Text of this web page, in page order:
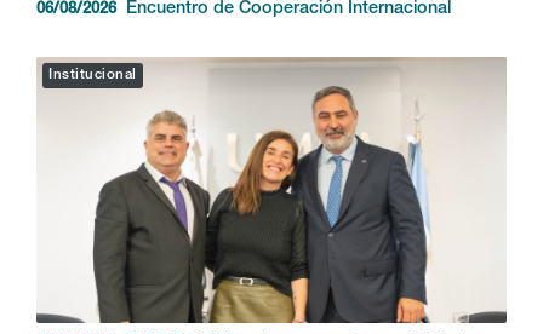
06/08/2026 Encuentro de Cooperación Internacional
Institucional